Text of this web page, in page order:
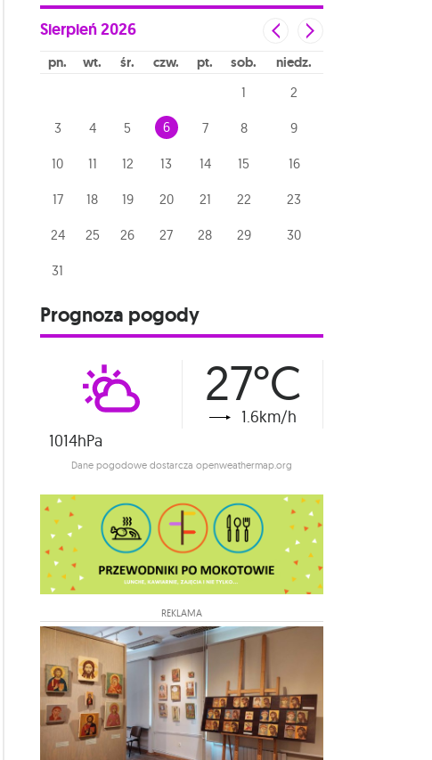
Sierpień2026
pn wt śr czw pt sob niedz
1 2
3 4 5 6 7 8 9
10 11 12 13 14 15 16
17 18 19 20 21 22 23
24 25 26 27 28 29 30
31
Prognoza pogody
27°C
1.6km/h
1014hPa
Dane pogodowe dostarcza openweathermap.org
REKLAMA